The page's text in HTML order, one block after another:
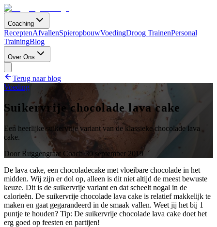
Coaching
ReceptenAfvallenSpieropbouwVoedingDroog TrainenPersonal
TrainingBlog
Over Ons
Terug naar blog
Voeding
Suikervrije chocolade lava cake
Een heerlijke suikervrije variant van de klassieke chocolade lava
cake.
Door Ruggengraat Coach·30 september 2019
De lava cake, een chocoladecake met vloeibare chocolade in het
midden. Wij zijn er dol op, alleen is dit niet altijd de meest bewuste
keuze. Dit is de suikervrije variant en dat scheelt nogal in de
calorieën. De suikervrije chocolade lava cake is relatief makkelijk te
maken en gaat gegarandeerd in de smaak vallen. Weet jij het bij 1
puntje te houden? Tip: De suikervrije chocolade lava cake doet het
erg goed op feesten en partijen!